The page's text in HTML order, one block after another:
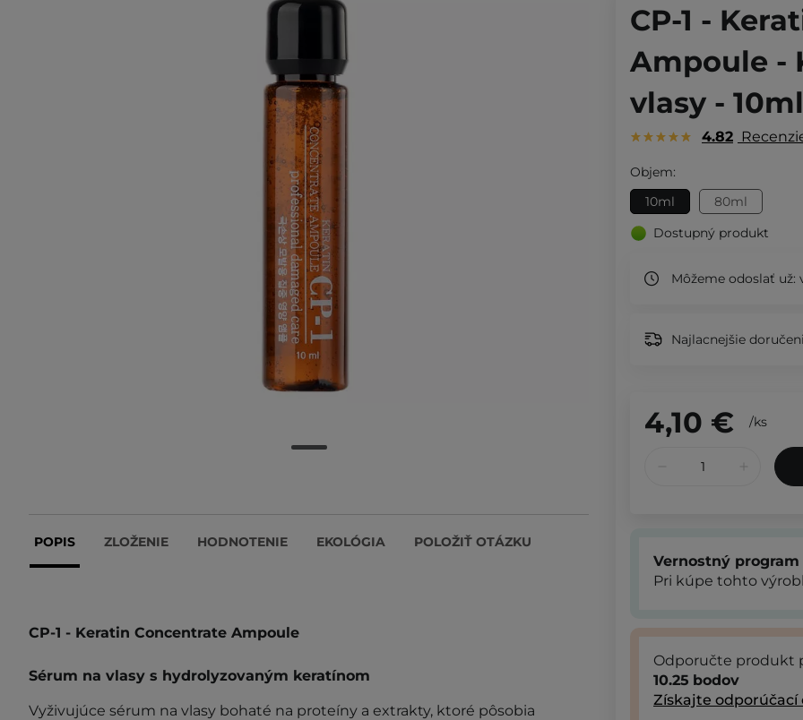
POPIS ZLOŽENIE HODNOTENIE EKOLÓGIA POLOŽIŤ OTÁZKU
CP-1 - Keratin Concentrate Ampoule
Sérum na vlasy s hydrolyzovaným keratínom
Vyživujúce sérum na vlasy bohaté na proteíny a extrakty, ktoré pôsobia
CP-1 -
Ampoule -
vlasy - 10ml
4.82
Objem:
10ml
80ml
Dostupný produkt
Môžeme odoslať už:
Najlacnejšie
4,10 € /ks
Vernostný program
Pri kúpe tohto
Odporučte produkt
10.25 bodov
Získajte odporúčací